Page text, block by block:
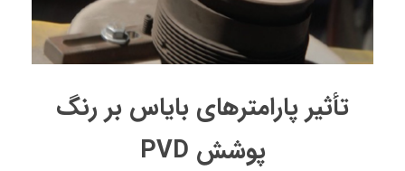
تأثیر پارامترهای بایاس بر رنگ
پوشش PVD